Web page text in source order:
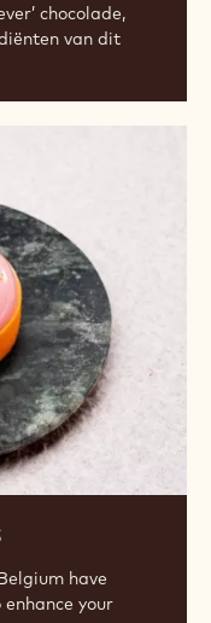
chocolade,
van dit
have
your